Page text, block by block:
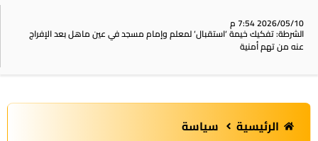
2026/05/10 7:54 م
الشرطة: تفكيك خيمة ‘استقبال‘ لمعلم وإمام مسجد في عين ماهل بعد الإفراج
عنه من تهم أمنية
الرئيسية سياسة